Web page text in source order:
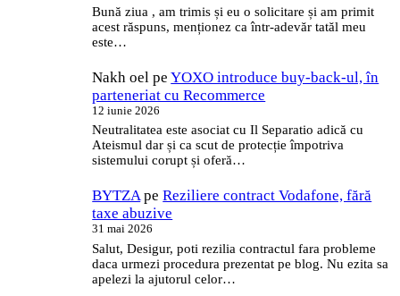
Bună ziua , am trimis și eu o solicitare și am primit
acest răspuns, menționez ca într-adevăr tatăl meu
este…
Nakh oel peYOXO introduce buy-back-ul, în
parteneriat cu Recommerce
12 iunie 2026
Neutralitatea este asociat cu Il Separatio adică cu
Ateismul dar și ca scut de protecție împotriva
sistemului corupt și oferă…
BYTZApeReziliere contract Vodafone, fără
taxe abuzive
31 mai 2026
Salut, Desigur, poti rezilia contractul fara probleme
daca urmezi procedura prezentat pe blog. Nu ezita sa
apelezi la ajutorul celor…